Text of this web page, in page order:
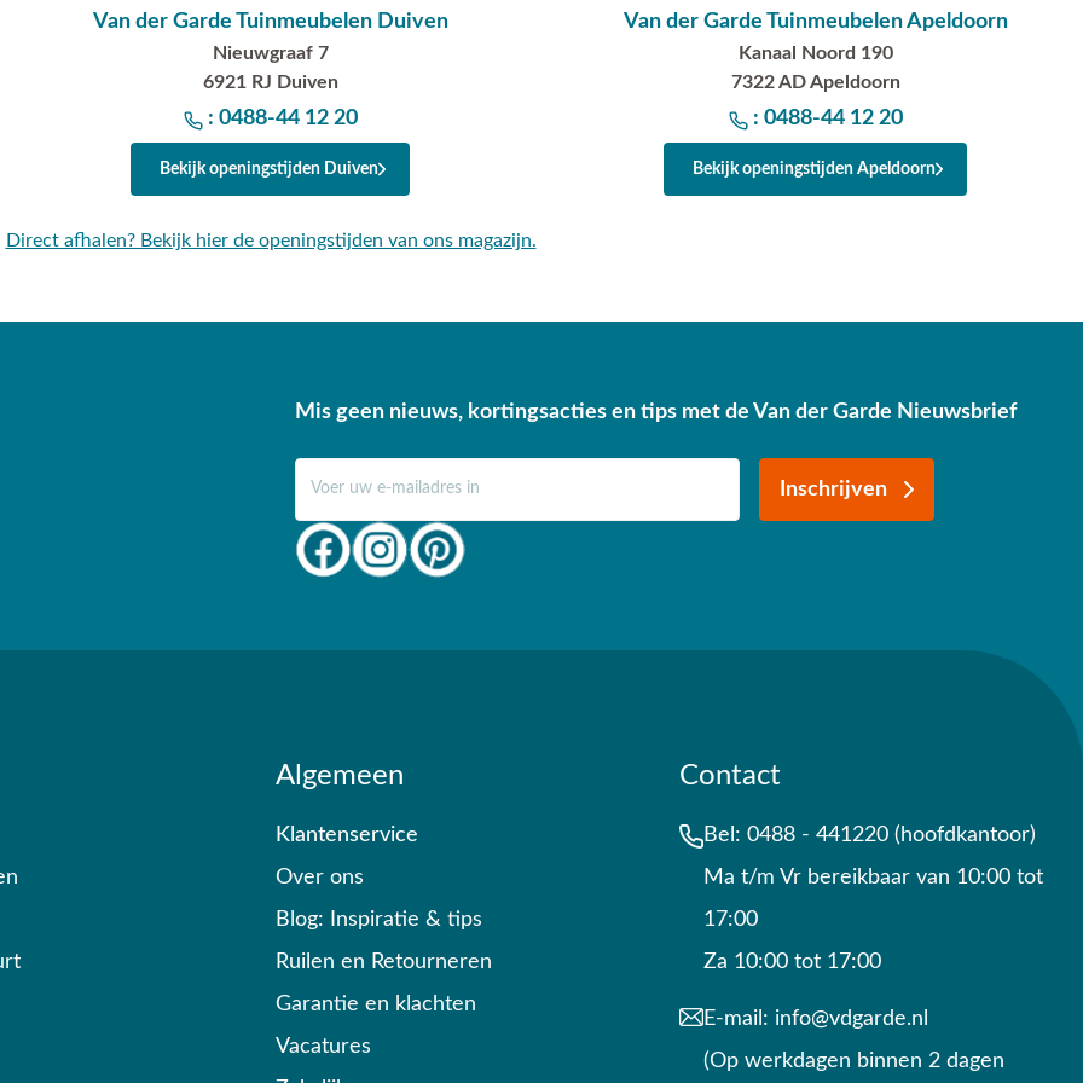
250x55/60
is gemaakt van een
De parasolhoes wordt
en
welkom in onze showroom
graag van een deskundig
Van der Garde Tuinmeubelen Duiven
Nieuwgraaf 7
6921 RJ Duiven
: 0488-44 12 20
Bekijk openingstijden Duiven
Van der Garde Tuinmeubelen Apeldoorn
Kanaal Noord 190
7322 AD Apeldoorn
: 0488-44 12 20
Bekijk openingstijden Apeldoorn
Direct afhalen? Bekijk hier de openingstijden van ons magazijn.
Mis geen nieuws, kortingsacties en tips met de Van der Garde Nieuwsbrief
Inschrijven
Algemeen
Klantenservice
Over ons
Blog: Inspiratie & tips
Ruilen en Retourneren
Garantie en klachten
Vacatures
Contact
Bel: 0488 - 441220 (hoofdkantoor)
Ma t/m Vr bereikbaar van 10:00 tot
17:00
Za 10:00 tot 17:00
E-mail: info@vdgarde.nl
(Op werkdagen binnen 2 dagen